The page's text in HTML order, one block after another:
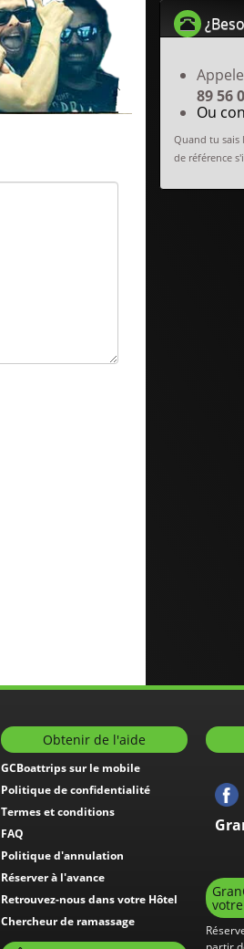
89 56
Ou
Quand tu sais
de référence
Obtenir de l'aide
GCBoattrips sur le mobile
Politique de confidentialité
Termes et conditions
FAQ
Politique d'annulation
Réserver à l'avance
Retrouvez-nous dans votre Hôtel
Chercheur de ramassage